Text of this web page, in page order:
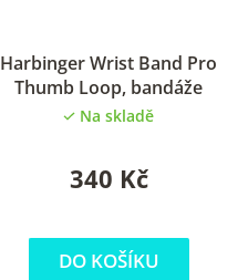
Harbinger Wrist Band Pro
Thumb Loop, bandáže
Na skladě
340 Kč
DO KOŠÍKU